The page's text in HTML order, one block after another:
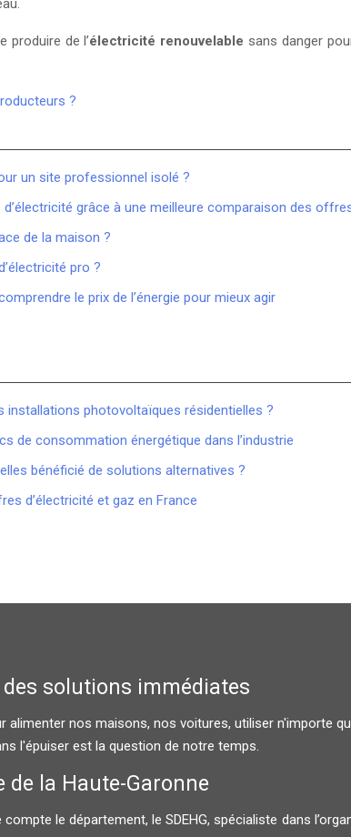
produire de l’électricité renouvelable sans danger
?
un site professionnel isolé ?
grâce à une meilleure comparaison des
de la maison ?
pro ?
le prix de l’énergie pour mieux agir
installations photovoltaïques résidentielles ?
de consommation énergétique dans l’industrie
bénéficié de solutions alternatives ?
d’électricité et gaz en France
des solutions immédiates
nos maisons, nos voitures, utiliser n'importe
l'épuiser est la question de notre temps.
de la Haute-Garonne
le département, le SDEHG, spécialiste dans